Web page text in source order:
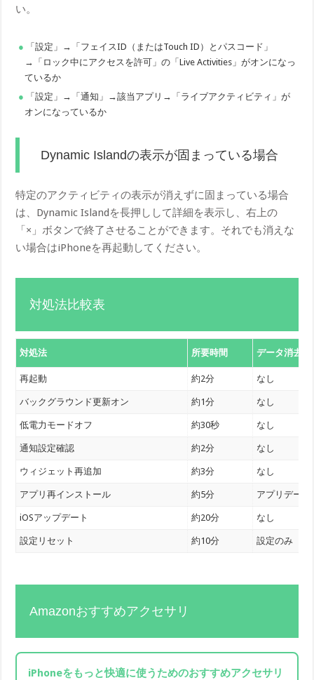
い。
「設定」→「フェイスID（またはTouch ID）とパスコード」
→「ロック中にアクセスを許可」の「Live Activities」がオンになっ
ているか
「設定」→「通知」→該当アプリ→「ライブアクティビティ」が
オンになっているか
Dynamic Islandの表示が固まっている場合
特定のアクティビティの表示が消えずに固まっている場合
は、Dynamic Islandを長押しして詳細を表示し、右上の
「×」ボタンで終了させることができます。それでも消えな
い場合はiPhoneを再起動してください。
対処法比較表
対処法 所要時間 データ消去
再起動 約2分 なし
バックグラウンド更新オン 約1分 なし
低電力モードオフ 約30秒 なし
通知設定確認 約2分 なし
ウィジェット再追加 約3分 なし
アプリ再インストール 約5分 アプリデータ
iOSアップデート 約20分 なし
設定リセット 約10分 設定のみ
Amazonおすすめアクセサリ
iPhoneをもっと快適に使うためのおすすめアクセサリ